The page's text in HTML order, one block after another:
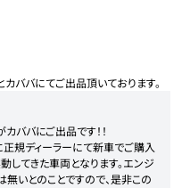
ババにてご出品頂いております。
ババにご出品です！！
規ディーラーにて新車でご購入
してきた車両となります。エンジ
いとのことですので、是非この